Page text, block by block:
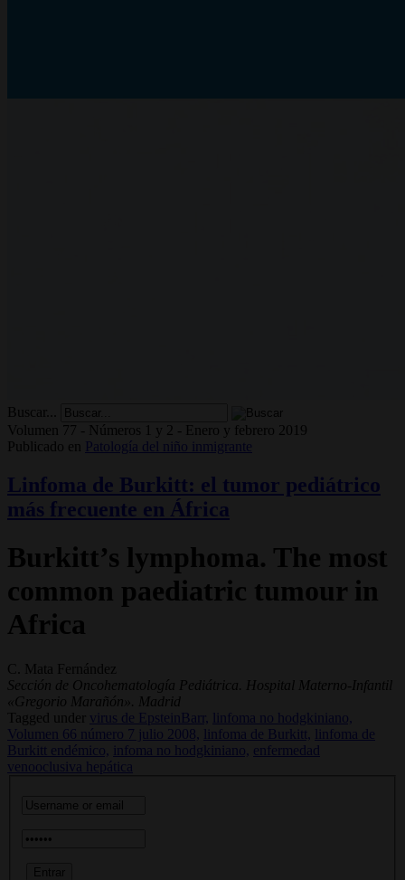
Buscar...
Volumen 77 - Números 1 y 2 - Enero y febrero 2019
Publicado en
Patología del niño inmigrante
Linfoma de Burkitt: el tumor pediátrico
más frecuente en África
Burkitt’s lymphoma. The most
common paediatric tumour in
Africa
C. Mata Fernández
Sección de Oncohematología Pediátrica. Hospital Materno-Infantil
«Gregorio Marañón». Madrid
Tagged under
virus de EpsteinBarr,
linfoma no hodgkiniano,
Volumen 66 número 7 julio 2008,
linfoma de Burkitt,
linfoma de
Burkitt endémico,
infoma no hodgkiniano, enfermedad
venooclusiva hepática